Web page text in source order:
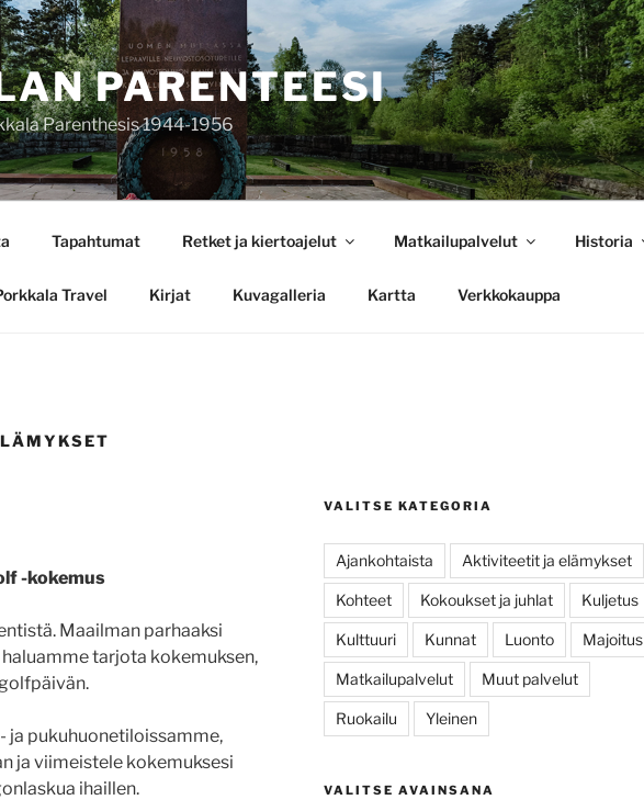
PARENTEESI
Parenthesis 1944-1956
Tapahtumat Retket ja kiertoajelut Matkailupalvelut Historia
Travel Kirjat Kuvagalleria Kartta Verkkokauppa
-kokemus
Maailman parhaaksi
tarjota kokemuksen,
ja pukuhuonetiloissamme,
ja viimeistele kokemuksesi
ihaillen.
VALITSE KATEGORIA
Ajankohtaista Aktiviteetit ja elämykset
Kohteet Kokoukset ja juhlat Kuljetus
Kulttuuri Kunnat Luonto Majoitus
Matkailupalvelut Muut palvelut
Ruokailu Yleinen
VALITSE AVAINSANA